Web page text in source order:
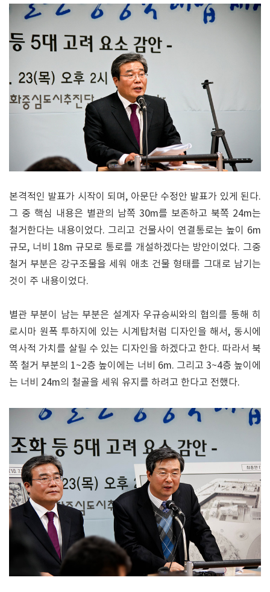
본격적인 발표가 시작이 되며, 아문단 수정안 발표가 있게 된다.
그 중 핵심 내용은 별관의 남쪽 30m를 보존하고 북쪽 24m는
철거한다는 내용이었다. 그리고 건물사이 연결통로는 높이 6m
규모, 너비 18m 규모로 통로를 개설하겠다는 방안이었다. 그중
철거 부분은 강구조물을 세워 애초 건물 형태를 그대로 남기는
것이 주 내용이었다.
별관 부분이 남는 부분은 설계자 우규승씨와의 협의를 통해 히
로시마 원폭 투하지에 있는 시계탑처럼 디자인을 해서, 동시에
역사적 가치를 살릴 수 있는 디자인을 하겠다고 한다. 따라서 북
쪽 철거 부분의 1~2층 높이에는 너비 6m. 그리고 3~4층 높이에
는 너비 24m의 철골을 세워 유지를 하려고 한다고 전했다.